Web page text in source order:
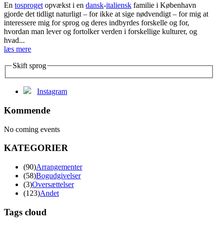
En tosproget opvækst i en dansk-italiensk familie i København
gjorde det tidligt naturligt – for ikke at sige nødvendigt – for mig at
interessere mig for sprog og deres indbyrdes forskelle og for,
hvordan man lever og fortolker verden i forskellige kulturer, og
hvad...
læs mere
Skift sprog
Instagram
Kommende
No coming events
KATEGORIER
(90)Arrangementer
(58)Bogudgivelser
(3)Oversættelser
(123)Andet
Tags cloud